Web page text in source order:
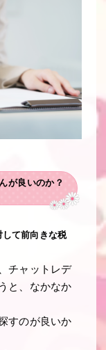
が良いのか？
て前向きな税
チャットレデ
と、なかなか
すのが良いか